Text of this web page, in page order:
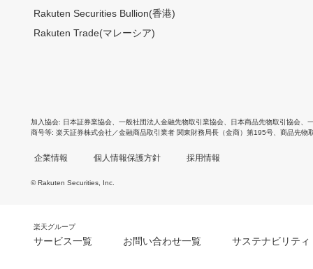
Rakuten Securities Bullion(香港)
Rakuten Trade(マレーシア)
加入協会 日本証券業協会 一般社団法人金融先物取引業協会 日本商品先物取引協会
商号等 楽天証券株式会社／金融商品取引業者 関東財務局長（金商）第195号、商品先物
企業情報 個人情報保護方針 採用情報
© Rakuten Securities, Inc.
楽天グループ
サービス一覧 お問い合わせ一覧 サステナビリティ